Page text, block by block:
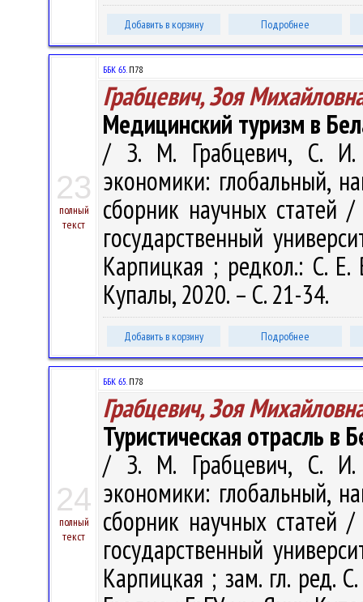
Добавить в корзину Подробнее
23
полный
текст
ББК 65.П78
Грабцевич, Зоя
Медицинский туризм в
/ З. М. Грабцевич, С. И.
экономики: глобальный,
сборник научных статей
государственный
Карпицкая ; редкол.: С.
Купалы, 2020. – С. 21-34.
Добавить в корзину Подробнее
24
полный
текст
ББК 65.П78
Грабцевич, Зоя
Туристическая отрасль
/ З. М. Грабцевич, С. И.
экономики: глобальный,
сборник научных статей
государственный
Карпицкая ; зам. гл. ред.